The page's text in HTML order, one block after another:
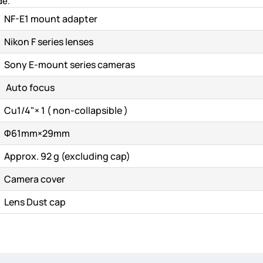
NF-E1 mount adapter
Nikon F series lenses
Sony E-mount series cameras
Auto focus
Cu1/4"× 1 ( non-collapsible )
Φ61mm×29mm
Approx. 92 g (excluding cap)
Camera cover
Lens Dust cap
Ακύρωση Δημιουργία λίστα επιθυμητών